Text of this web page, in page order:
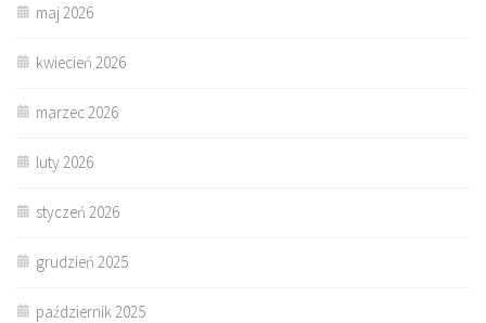
maj 2026
kwiecień 2026
marzec 2026
luty 2026
styczeń 2026
grudzień 2025
październik 2025